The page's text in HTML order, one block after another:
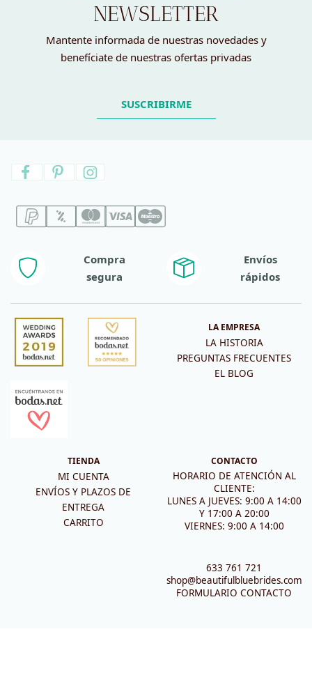
NEWSLETTER
Mantente informada de nuestras novedades y
benefíciate de nuestras ofertas privadas
SUSCRIBIRME
Compra
segura
Envíos
rápidos
LA EMPRESA
LA HISTORIA
PREGUNTAS FRECUENTES
EL BLOG
TIENDA
MI CUENTA
ENVÍOS Y PLAZOS DE
ENTREGA
CARRITO
CONTACTO
HORARIO DE ATENCIÓN AL
CLIENTE:
LUNES A JUEVES: 9:00 A 14:00
Y 17:00 A 20:00
VIERNES: 9:00 A 14:00
633 761 721
shop@beautifulbluebrides.com
FORMULARIO CONTACTO